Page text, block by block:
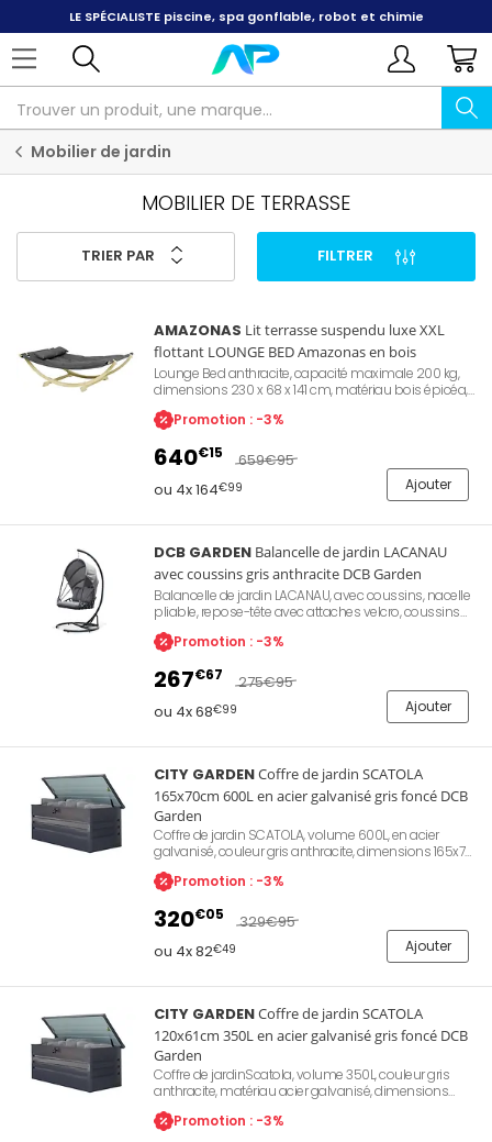
PAYER EN 3X, 4X ET 10X sans frais par carte bancaire
Mobilier de jardin
MOBILIER DE TERRASSE
TRIER PAR FILTRER
AMAZONAS Lit terrasse suspendu luxe XXL
flottant LOUNGE BED Amazonas en bois
Lounge Bed anthracite, capacité maximale 200 kg,
dimensions 230 x 68 x 141 cm, matériau bois épicéa,
rembourrage séchage rapide/hydrofuge, tissu Agora
de haute qualité, résistant aux UV , facile à entretenir
Promotion : -3%
640€15 659€95
ou 4x 164€99 Ajouter
DCB GARDEN Balancelle de jardin LACANAU
avec coussins gris anthracite DCB Garden
Balancelle de jardin LACANAU, avec coussins, nacelle
pliable, repose-tête avec attaches velcro, coussins
de dossier et d'assise déhoussables, dimensions L
100 x l 120 x H 188 cm, garantie 2 ans
Promotion : -3%
267€67 275€95
ou 4x 68€99 Ajouter
CITY GARDENCoffre de jardin SCATOLA
165x70cm 600L en acier galvanisé gris foncé DCB
Garden
Coffre de jardin SCATOLA, volume 600L, en acier
galvanisé, couleur gris anthracite, dimensions 165x70
cm, hauteur 62 cm, poids 30 kg garantie 2 ans.
Promotion : -3%
320€05 329€95
ou 4x 82€49 Ajouter
CITY GARDENCoffre de jardin SCATOLA
120x61cm 350L en acier galvanisé gris foncé DCB
Garden
Coffre de jardinScatola, volume 350L, couleur gris
anthracite, matériau acier galvanisé, dimensions
120x61cm, hauteur 62 cm, poids 19 kg, garantie 2 ans
Promotion : -3%